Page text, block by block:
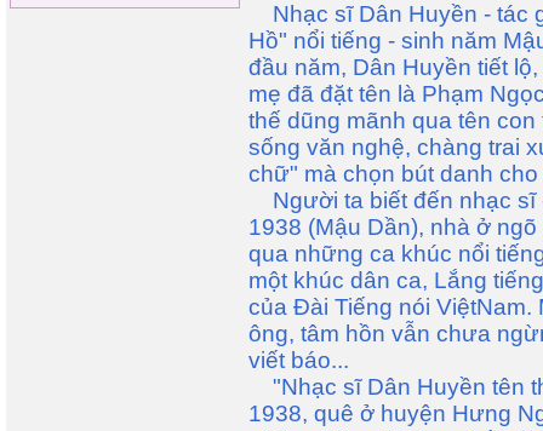
Nhạc sĩ Dân Huyền - tác
Hồ" nổi tiếng - sinh năm
đầu năm, Dân Huyền tiết
mẹ đã đặt tên là Phạm
thế dũng mãnh qua tên
sống văn nghệ, chàng trai
chữ" mà chọn bút danh
Người ta biết đến nhạc sĩ
1938 (Mậu Dần), nhà ở
qua những ca khúc nổi
một khúc dân ca, Lắng
của Đài Tiếng nói
ông, tâm hồn vẫn chưa
viết báo...
"Nhạc sĩ Dân Huyền tên
1938, quê ở huyện Hưng